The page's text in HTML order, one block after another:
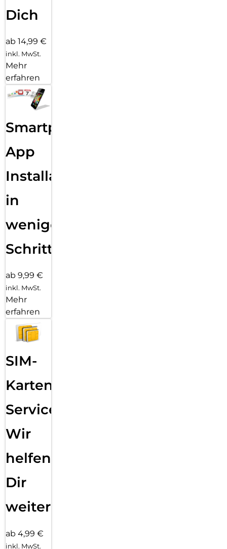
Dich
ab 14,99 €
inkl. MwSt.
Mehr
erfahren
Smartphone
App
Installation
in
wenigen
Schritten
ab 9,99 €
inkl. MwSt.
Mehr
erfahren
SIM-
Karten
Service:
Wir
helfen
Dir
weiter
ab 4,99 €
inkl. MwSt.